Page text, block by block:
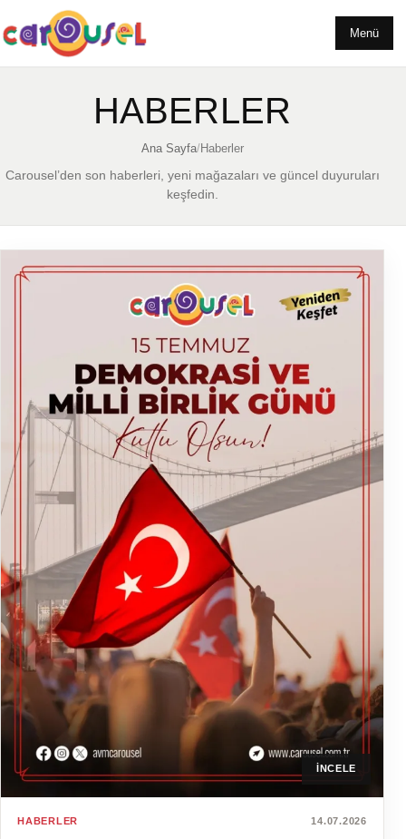
Menü
HABERLER
Ana Sayfa/Haberler
Carousel’den son haberleri, yeni mağazaları ve güncel duyuruları
keşfedin.
İNCELE
HABERLER 14.07.2026